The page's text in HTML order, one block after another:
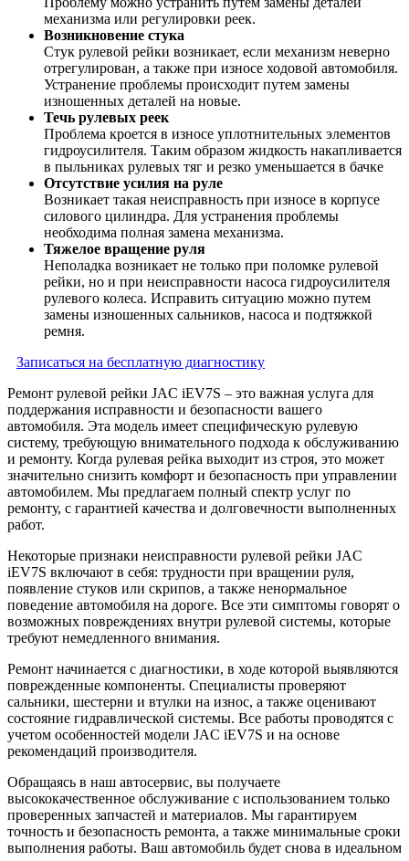
механизма или регулировки реек.
Возникновение стука
Стук рулевой рейки возникает, если механизм неверно
отрегулирован, а также при износе ходовой автомобиля.
Устранение проблемы происходит путем замены
изношенных деталей на новые.
Течь рулевых реек
Проблема кроется в износе уплотнительных элементов
гидроусилителя. Таким образом жидкость накапливается
в пыльниках рулевых тяг и резко уменьшается в бачке
Отсутствие усилия на руле
Возникает такая неисправность при износе в корпусе
силового цилиндра. Для устранения проблемы
необходима полная замена механизма.
Тяжелое вращение руля
Неполадка возникает не только при поломке рулевой
рейки, но и при неисправности насоса гидроусилителя
рулевого колеса. Исправить ситуацию можно путем
замены изношенных сальников, насоса и подтяжкой
ремня.
Записаться на бесплатную диагностику
Ремонт рулевой рейки JAC iEV7S – это важная услуга для
поддержания исправности и безопасности вашего
автомобиля. Эта модель имеет специфическую рулевую
систему, требующую внимательного подхода к обслуживанию
и ремонту. Когда рулевая рейка выходит из строя, это может
значительно снизить комфорт и безопасность при управлении
автомобилем. Мы предлагаем полный спектр услуг по
ремонту, с гарантией качества и долговечности выполненных
работ.
Некоторые признаки неисправности рулевой рейки JAC
iEV7S включают в себя: трудности при вращении руля,
появление стуков или скрипов, а также ненормальное
поведение автомобиля на дороге. Все эти симптомы говорят о
возможных повреждениях внутри рулевой системы, которые
требуют немедленного внимания.
Ремонт начинается с диагностики, в ходе которой выявляются
поврежденные компоненты. Специалисты проверяют
сальники, шестерни и втулки на износ, а также оценивают
состояние гидравлической системы. Все работы проводятся с
учетом особенностей модели JAC iEV7S и на основе
рекомендаций производителя.
Обращаясь в наш автосервис, вы получаете
высококачественное обслуживание с использованием только
проверенных запчастей и материалов. Мы гарантируем
точность и безопасность ремонта, а также минимальные сроки
выполнения работы. Ваш автомобиль будет снова в идеальном